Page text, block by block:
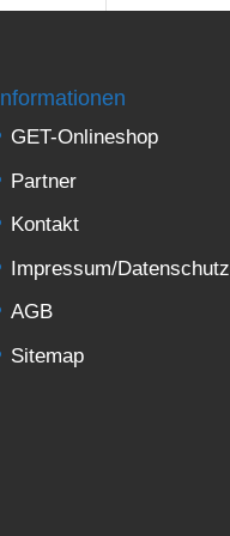
GET-Onlineshop
Partner
Kontakt
Impressum/Datenschutz
AGB
Sitemap